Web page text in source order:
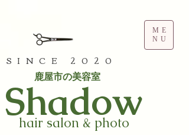
SINCE 2020
​Shadow
hair salon & photo
ME
NU
鹿屋市の美容室